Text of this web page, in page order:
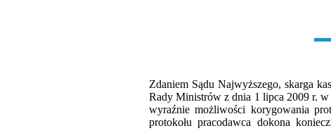
Zdaniem Sądu Najwyższego, skarga
Rady Ministrów z dnia 1 lipca 2009 r.
wyraźnie możliwości korygowania
protokołu pracodawca dokona